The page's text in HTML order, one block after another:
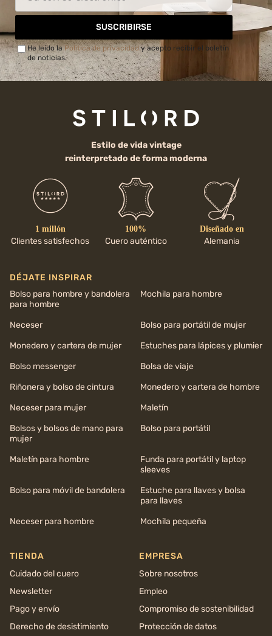
SUSCRIBIRSE
He leído laPolítica de privacidady acepto recibir el boletín
de noticias.
Estilo de vida vintage
reinterpretado de forma moderna
1 millón
Clientes satisfechos
100%
Cuero auténtico
Diseñado en
Alemania
DÉJATE INSPIRAR
Bolso para hombre y bandolera
para hombre
Mochila para hombre
Neceser
Bolso para portátil de mujer
Monedero y cartera de mujer
Estuches para lápices y plumier
Bolso messenger
Bolsa de viaje
Riñonera y bolso de cintura
Monedero y cartera de hombre
Neceser para mujer
Maletín
Bolsos y bolsos de mano para
mujer
Bolso para portátil
Maletín para hombre
Funda para portátil y laptop
sleeves
Bolso para móvil de bandolera
Estuche para llaves y bolsa
para llaves
Neceser para hombre
Mochila pequeña
TIENDA
Cuidado del cuero
Newsletter
Pago y envío
Derecho de desistimiento
EMPRESA
Sobre nosotros
Empleo
Compromiso de sostenibilidad
Protección de datos